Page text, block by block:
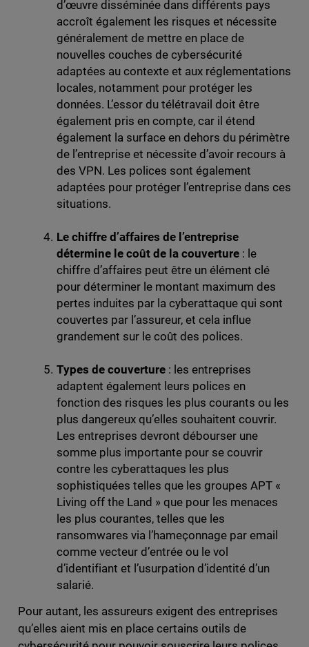
d’œuvre disséminée dans différents pays
accroît également les risques et nécessite
généralement de mettre en place de
nouvelles couches de cybersécurité
adaptées au contexte et aux réglementations
locales, notamment pour protéger les
données. L’essor du télétravail doit être
également pris en compte, car il étend
également la surface en dehors du périmètre
de l’entreprise et nécessite d’avoir recours à
des VPN. Les polices sont également
adaptées pour protéger l’entreprise dans ces
situations.
Le chiffre d’affaires de l’entreprise
détermine le coût de la couverture : le
chiffre d’affaires peut être un élément clé
pour déterminer le montant maximum des
pertes induites par la cyberattaque qui sont
couvertes par l’assureur, et cela influe
grandement sur le coût des polices.
Types de couverture: les entreprises
adaptent également leurs polices en
fonction des risques les plus courants ou les
plus dangereux qu’elles souhaitent couvrir.
Les entreprises devront débourser une
somme plus importante pour se couvrir
contre les cyberattaques les plus
sophistiquées telles que les groupes APT «
Living off the Land » que pour les menaces
les plus courantes, telles que les
ransomwares via l’hameçonnage par email
comme vecteur d’entrée ou le vol
d’identifiant et l’usurpation d’identité d’un
salarié.
Pour autant, les assureurs exigent des entreprises
qu’elles aient mis en place certains outils de